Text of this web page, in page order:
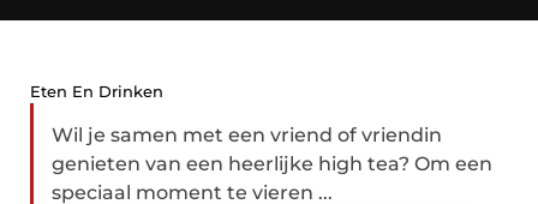
Eten En Drinken
Wil je samen met een vriend of vriendin
genieten van een heerlijke high tea? Om een
speciaal moment te vieren ...